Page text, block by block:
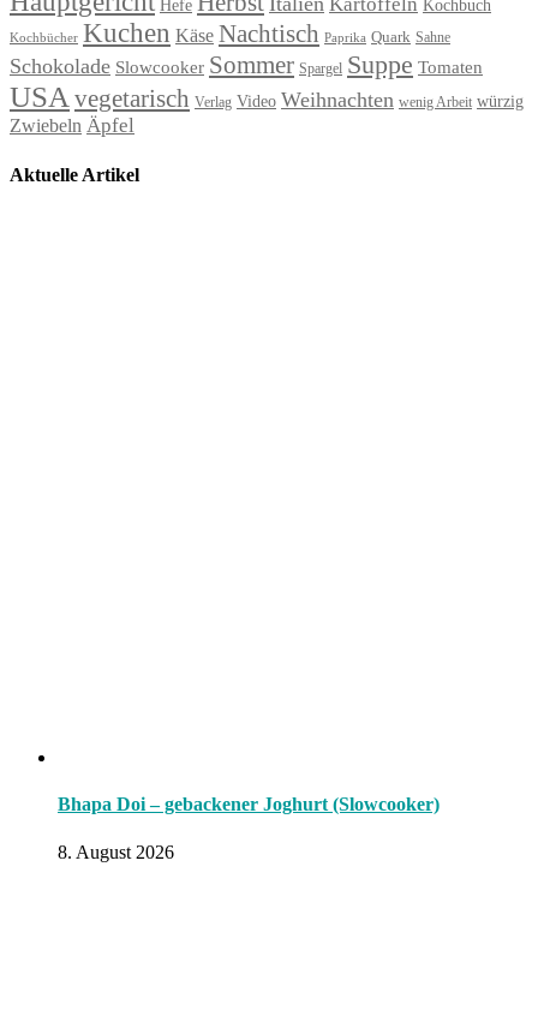
Hefe Kartoffeln Kochbuch
Kochbücher Kuchen Käse Nachtisch Paprika Quark Sahne
Schokolade Slowcooker Sommer Spargel Suppe Tomaten
USAvegetarisch Verlag Video Weihnachten wenig Arbeit würzig
Zwiebeln Äpfel
Aktuelle Artikel
Bhapa Doi – gebackener Joghurt (Slowcooker)
8. August 2026